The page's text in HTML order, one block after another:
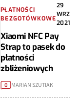
PŁATNOŚCI
BEZGOTÓWKOWE
29
WRZ
2021
Xiaomi NFC Pay
Strap to pasek do
płatności
zbliżeniowych
0 MARIAN SZUTIAK